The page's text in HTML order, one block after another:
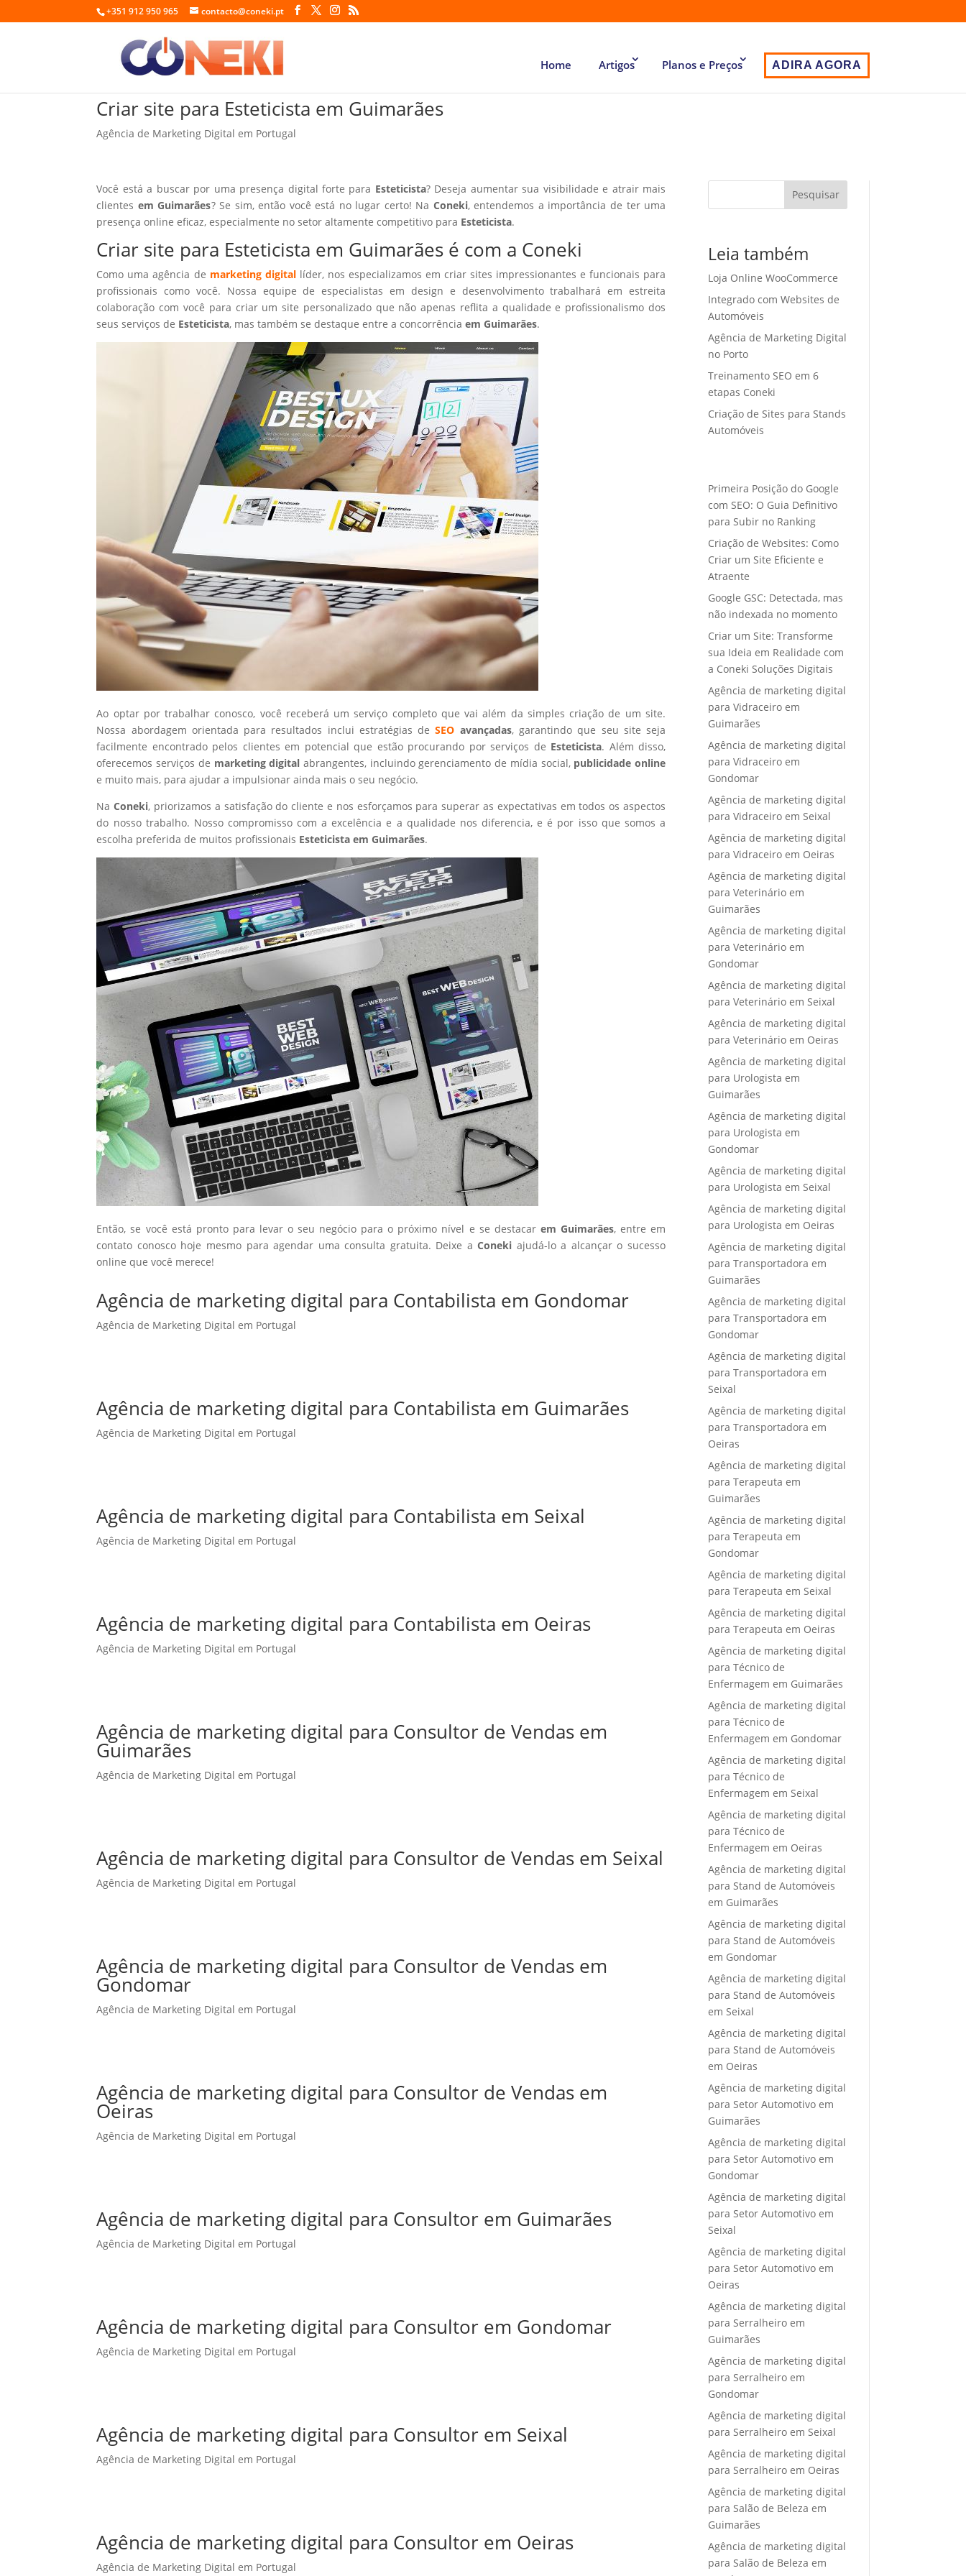
+351 912 950 965 contacto@coneki.pt
Home Artigos Planos e Preços ADIRA AGORA
Criar site para Esteticista em Guimarães
Agência de Marketing Digital em Portugal
Você está a buscar por uma presença digital forte para Esteticista? Deseja aumentar sua visibilidade e atrair mais
clientes em Guimarães? Se sim, então você está no lugar certo! Na Coneki, entendemos a importância de ter uma
presença online eficaz, especialmente no setor altamente competitivo para Esteticista.
Criar site para Esteticista em Guimarães é com a Coneki
Como uma agência de marketing digitallíder, nos especializamos em criar sites impressionantes e funcionais para
profissionais como você. Nossa equipe de especialistas em design e desenvolvimento trabalhará em estreita
colaboração com você para criar um site personalizado que não apenas reflita a qualidade e profissionalismo dos
seus serviços de Esteticista, mas também se destaque entre a concorrênciaem Guimarães.
Ao optar por trabalhar conosco, você receberá um serviço completo que vai além da simples criação de um site.
Nossa abordagem orientada para resultados inclui estratégias deSEO avançadas, garantindo que seu site seja
facilmente encontrado pelos clientes em potencial que estão procurando por serviços de Esteticista. Além disso,
oferecemos serviços de marketing digital abrangentes, incluindo gerenciamento de mídia social, publicidade online
e muito mais, para ajudar a impulsionar ainda mais o seu negócio.
NaConeki, priorizamos a satisfação do cliente e nos esforçamos para superar as expectativas em todos os aspectos
do nosso trabalho. Nosso compromisso com a excelência e a qualidade nos diferencia, e é por isso que somos a
escolha preferida de muitos profissionais Esteticista em Guimarães.
Então, se você está pronto para levar o seu negócio para o próximo nível e se destacar em Guimarães, entre em
contato conosco hoje mesmo para agendar uma consulta gratuita. Deixe aConeki ajudá-lo a alcançar o sucesso
online que você merece!
Agência de marketing digital para Contabilista em Gondomar
Agência de Marketing Digital em Portugal
Agência de marketing digital para Contabilista em Guimarães
Agência de Marketing Digital em Portugal
Agência de marketing digital para Contabilista em Seixal
Agência de Marketing Digital em Portugal
Agência de marketing digital para Contabilista em Oeiras
Agência de Marketing Digital em Portugal
Agência de marketing digital para Consultor de Vendas em
Guimarães
Agência de Marketing Digital em Portugal
Agência de marketing digital para Consultor de Vendas em Seixal
Agência de Marketing Digital em Portugal
Agência de marketing digital para Consultor de Vendas em
Gondomar
Agência de Marketing Digital em Portugal
Agência de marketing digital para Consultor de Vendas em
Oeiras
Agência de Marketing Digital em Portugal
Agência de marketing digital para Consultor em Guimarães
Agência de Marketing Digital em Portugal
Agência de marketing digital para Consultor em Gondomar
Agência de Marketing Digital em Portugal
Agência de marketing digital para Consultor em Seixal
Agência de Marketing Digital em Portugal
Agência de marketing digital para Consultor em Oeiras
Agência de Marketing Digital em Portugal
Pesquisar
Leia também
Loja Online WooCommerce
Integrado com Websites de
Automóveis
Agência de Marketing Digital
no Porto
Treinamento SEO em 6
etapas Coneki
Criação de Sites para Stands
Automóveis
Primeira Posição do Google
com SEO: O Guia Definitivo
para Subir no Ranking
Criação de Websites: Como
Criar um Site Eficiente e
Atraente
Google GSC: Detectada, mas
não indexada no momento
Criar um Site: Transforme
sua Ideia em Realidade com
a Coneki Soluções Digitais
Agência de marketing digital
para Vidraceiro em
Guimarães
Agência de marketing digital
para Vidraceiro em
Gondomar
Agência de marketing digital
para Vidraceiro em Seixal
Agência de marketing digital
para Vidraceiro em Oeiras
Agência de marketing digital
para Veterinário em
Guimarães
Agência de marketing digital
para Veterinário em
Gondomar
Agência de marketing digital
para Veterinário em Seixal
Agência de marketing digital
para Veterinário em Oeiras
Agência de marketing digital
para Urologista em
Guimarães
Agência de marketing digital
para Urologista em
Gondomar
Agência de marketing digital
para Urologista em Seixal
Agência de marketing digital
para Urologista em Oeiras
Agência de marketing digital
para Transportadora em
Guimarães
Agência de marketing digital
para Transportadora em
Gondomar
Agência de marketing digital
para Transportadora em
Seixal
Agência de marketing digital
para Transportadora em
Oeiras
Agência de marketing digital
para Terapeuta em
Guimarães
Agência de marketing digital
para Terapeuta em
Gondomar
Agência de marketing digital
para Terapeuta em Seixal
Agência de marketing digital
para Terapeuta em Oeiras
Agência de marketing digital
para Técnico de
Enfermagem em Guimarães
Agência de marketing digital
para Técnico de
Enfermagem em Gondomar
Agência de marketing digital
para Técnico de
Enfermagem em Seixal
Agência de marketing digital
para Técnico de
Enfermagem em Oeiras
Agência de marketing digital
para Stand de Automóveis
em Guimarães
Agência de marketing digital
para Stand de Automóveis
em Gondomar
Agência de marketing digital
para Stand de Automóveis
em Seixal
Agência de marketing digital
para Stand de Automóveis
em Oeiras
Agência de marketing digital
para Setor Automotivo em
Guimarães
Agência de marketing digital
para Setor Automotivo em
Gondomar
Agência de marketing digital
para Setor Automotivo em
Seixal
Agência de marketing digital
para Setor Automotivo em
Oeiras
Agência de marketing digital
para Serralheiro em
Guimarães
Agência de marketing digital
para Serralheiro em
Gondomar
Agência de marketing digital
para Serralheiro em Seixal
Agência de marketing digital
para Serralheiro em Oeiras
Agência de marketing digital
para Salão de Beleza em
Guimarães
Agência de marketing digital
para Salão de Beleza em